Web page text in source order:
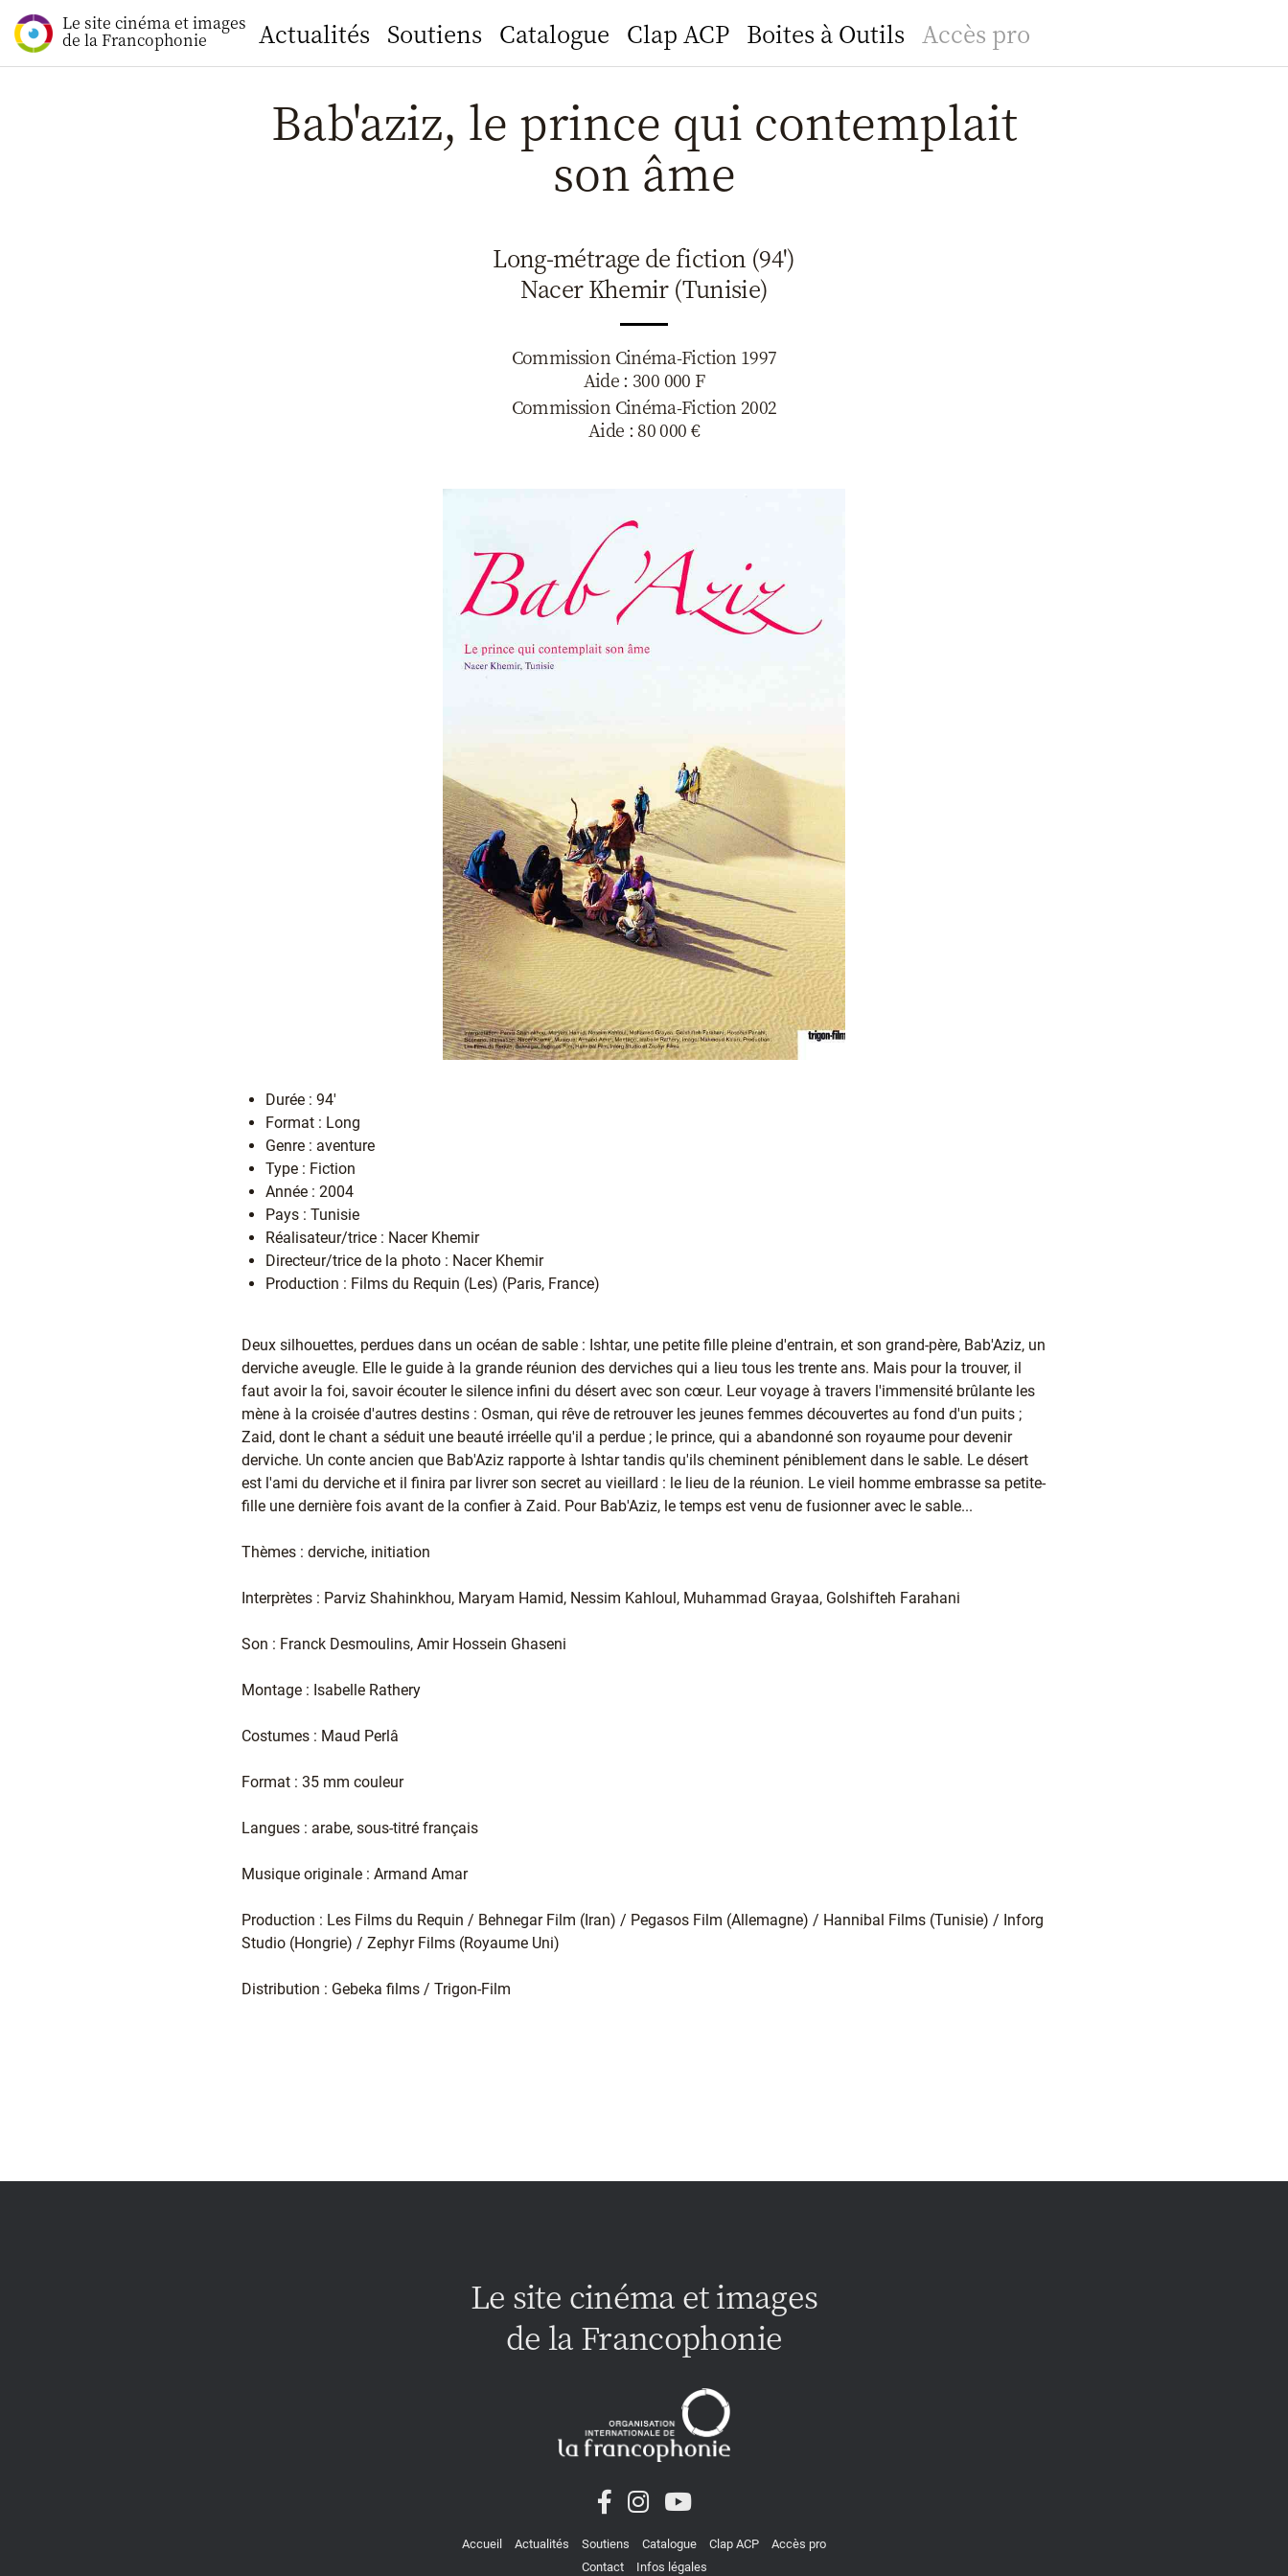
Le site cinéma et images
de la Francophonie Actualités Soutiens Catalogue Clap ACP Boites à Outils Accès pro
Bab'aziz, le prince qui contemplait
son âme
Long-métrage de fiction (94')
Nacer Khemir (Tunisie)
Commission Cinéma-Fiction 1997
Aide : 300 000 F
Commission Cinéma-Fiction 2002
Aide : 80 000 €
Durée : 94'
Format : Long
Genre : aventure
Type : Fiction
Année : 2004
Pays : Tunisie
Réalisateur/trice : Nacer Khemir
Directeur/trice de la photo : Nacer Khemir
Production : Films du Requin (Les) (Paris, France)
Deux silhouettes, perdues dans un océan de sable : Ishtar, une petite fille pleine d'entrain, et son grand-père, Bab'Aziz, un
derviche aveugle. Elle le guide à la grande réunion des derviches qui a lieu tous les trente ans. Mais pour la trouver, il
faut avoir la foi, savoir écouter le silence infini du désert avec son cœur. Leur voyage à travers l'immensité brûlante les
mène à la croisée d'autres destins : Osman, qui rêve de retrouver les jeunes femmes découvertes au fond d'un puits ;
Zaid, dont le chant a séduit une beauté irréelle qu'il a perdue ; le prince, qui a abandonné son royaume pour devenir
derviche. Un conte ancien que Bab'Aziz rapporte à Ishtar tandis qu'ils cheminent péniblement dans le sable. Le désert
est l'ami du derviche et il finira par livrer son secret au vieillard : le lieu de la réunion. Le vieil homme embrasse sa petite-
fille une dernière fois avant de la confier à Zaid. Pour Bab'Aziz, le temps est venu de fusionner avec le sable...
Thèmes : derviche, initiation
Interprètes : Parviz Shahinkhou, Maryam Hamid, Nessim Kahloul, Muhammad Grayaa, Golshifteh Farahani
Son : Franck Desmoulins, Amir Hossein Ghaseni
Montage : Isabelle Rathery
Costumes : Maud Perlâ
Format : 35 mm couleur
Langues : arabe, sous-titré français
Musique originale : Armand Amar
Production : Les Films du Requin / Behnegar Film (Iran) / Pegasos Film (Allemagne) / Hannibal Films (Tunisie) / Inforg
Studio (Hongrie) / Zephyr Films (Royaume Uni)
Distribution : Gebeka films / Trigon-Film
Le site cinéma et images
de la Francophonie
Accueil Actualités Soutiens Catalogue Clap ACP
Accès pro
Contact
Infos légales